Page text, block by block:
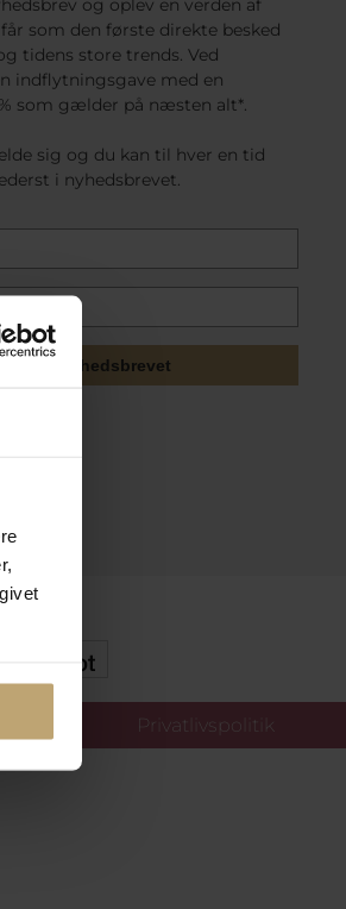
og oplev en verden af
som den første direkte besked
tidens store trends. Ved
indflytningsgave med en
som gælder på næsten alt*.
sig og du kan til hver en tid
i nyhedsbrevet.
mig nyhedsbrevet
Privatlivspolitik